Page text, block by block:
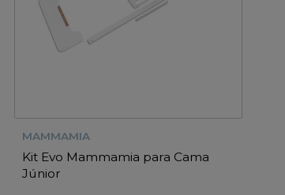
MAMMAMIA
Kit Evo Mammamia para Cama
Júnior